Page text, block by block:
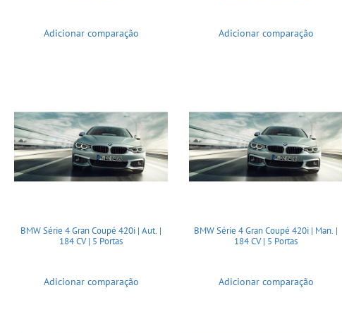
Adicionar comparação Adicionar comparação
BMW Série 4 Gran Coupé 420i | Aut. |
184 CV | 5 Portas
Adicionar comparação
BMW Série 4 Gran Coupé 420i | Man. |
184 CV | 5 Portas
Adicionar comparação